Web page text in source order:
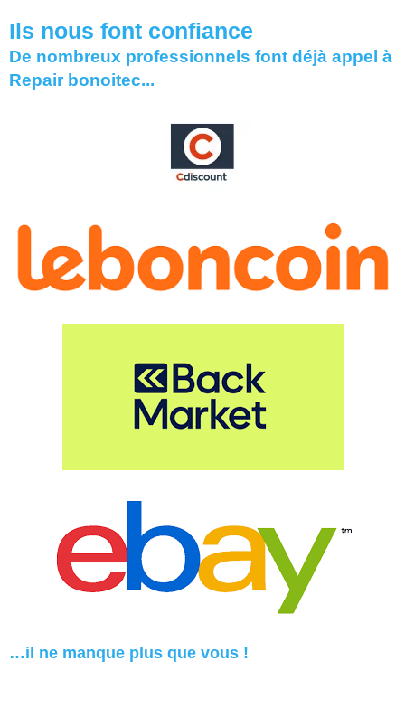
Ils nous font confiance
De nombreux professionnels font déjà appel à
Repair bonoitec...
…il ne manque plus que vous !